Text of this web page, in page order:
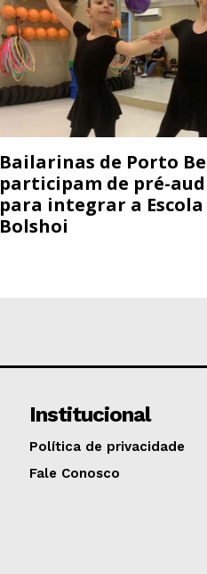
Bailarinas de Porto
participam de pré-
para integrar a Escola
Bolshoi
Institucional
Política de privacidade
Fale Conosco